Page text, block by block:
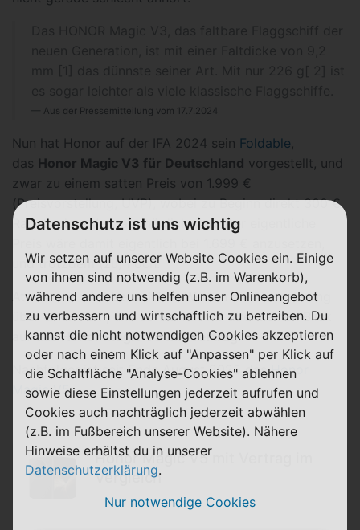
Aus der Pressemitteilung vom 17.7.2024
Nun hat Honor auf der IFA 2024 sein Foldable,
das Honor Magic V3 für Deutschland vorgestellt, und
zwar zu einem satten Preis von 1.999 €
(Preisvorstellung, UVP), wobei zu Beginn direkt 300 €
Rabatt ohne Vertrag möglich sind. Der eigentliche
und trotzdem (zu) hoch.
Attraktiver wird bei solchen Werten die Finanzierung
über einen Tarif, und so werfen wir direkt einen Blick
auf dasHonor Magic V3mitVertrag.
Nachfolger ist seit Ende August 2025 dasHonor
Magic V5.
Honor Magic V5 mit Vertrag im
Vergleich
Datenschutz ist uns wichtig
Wir setzen auf unserer Website Cookies ein. Einige
von ihnen sind notwendig (z.B. im Warenkorb),
während andere uns helfen unser Onlineangebot
zu verbessern und wirtschaftlich zu betreiben. Du
kannst die nicht notwendigen Cookies akzeptieren
oder nach einem Klick auf "Anpassen" per Klick auf
die Schaltfläche "Analyse-Cookies" ablehnen
sowie diese Einstellungen jederzeit aufrufen und
Cookies auch nachträglich jederzeit abwählen
(z.B. im Fußbereich unserer Website). Nähere
Hinweise erhältst du in unserer
Datenschutzerklärung.
Nur notwendige Cookies